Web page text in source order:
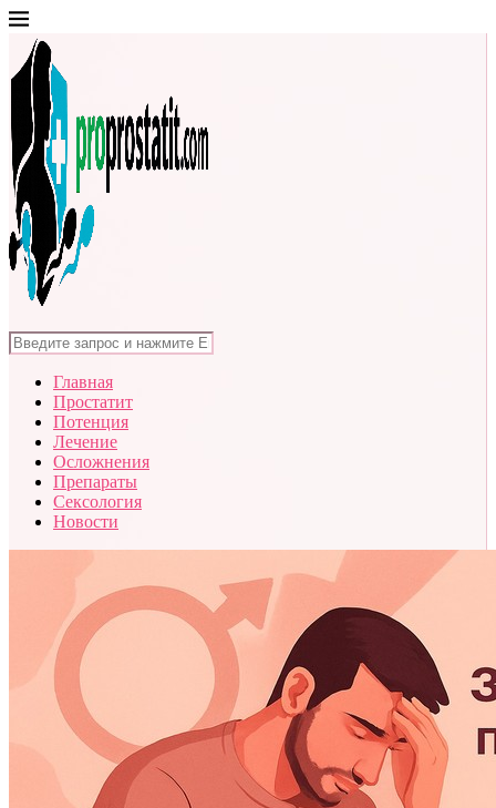
Главная
Простатит
Потенция
Лечение
Осложнения
Препараты
Сексология
Новости